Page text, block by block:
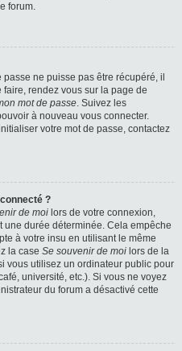
forum.
ne puisse pas être récupéré, il
rendez vous sur la page de
mot de passe. Suivez les
à nouveau vous connecter.
votre mot de passe, contactez
?
de moi lors de votre connexion,
durée déterminée. Cela empêche
à votre insu en utilisant le même
la case Se souvenir de moi lors de la
vous utilisez un ordinateur public pour
université, etc.). Si vous ne voyez
du forum a désactivé cette